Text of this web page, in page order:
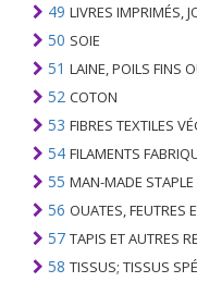
49 LIVRES IMPRIMÉS, JOURNAUX, PHOTOS ET
50 SOIE
51 LAINE, POILS FINS OU
52 COTON
53 FIBRES TEXTILES
54 FILAMENTS FABRIQUES PAR
55 MAN-MADE STAPLE
56 OUATES, FEUTRES ET NON-TISSÉS,
57 TAPIS ET AUTRES
58 TISSUS; TISSUS SPÉCIAUX, TISSUS